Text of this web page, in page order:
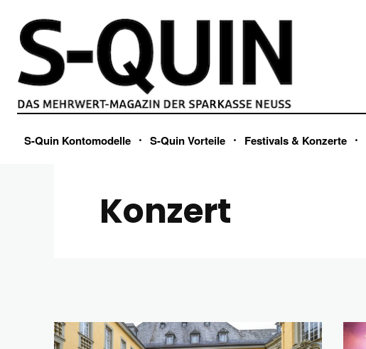
S-Quin Kontomodelle S-Quin Vorteile Festivals & Konzerte
Konzert